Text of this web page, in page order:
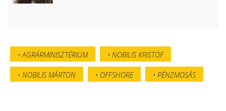
AGRÁRMINISZTÉRIUM NOBILIS KRISTÓF
NOBILIS MÁRTON OFFSHORE PÉNZMOSÁS